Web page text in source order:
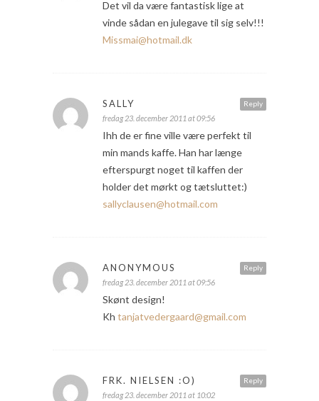
Det vil da være fantastisk lige at
vinde sådan en julegave til sig selv!!!
Missmai@hotmail.dk
Reply
SALLY
fredag 23. december 2011 at 09:56
Ihh de er fine ville være perfekt til
min mands kaffe. Han har længe
efterspurgt noget til kaffen der
holder det mørkt og tætsluttet:)
sallyclausen@hotmail.com
Reply
ANONYMOUS
fredag 23. december 2011 at 09:56
Skønt design!
Kh tanjatvedergaard@gmail.com
Reply
FRK. NIELSEN :O)
fredag 23. december 2011 at 10:02